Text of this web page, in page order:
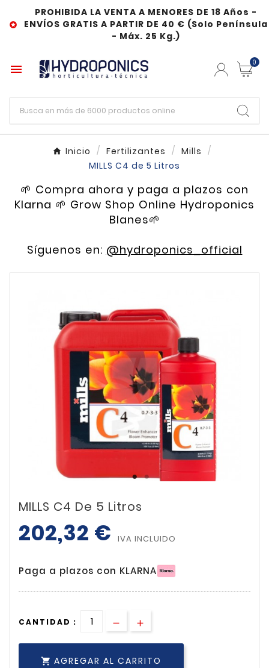

PROHIBIDA LA VENTA A MENORES DE 18 Años -
ENVÍOS GRATIS A PARTIR DE 40 € (Solo Península
- Máx. 25 Kg.)
 0
Inicio Fertilizantes
Mills
MILLS C4 de 5 Litros
🌱 Compra ahora y paga a plazos con
Klarna 🌱 Grow Shop Online Hydroponics
Blanes🌱
Síguenos en: @hydroponics_official
MILLS C4 De 5 Litros
202,32 € IVA INCLUIDO
Paga a plazos con KLARNA
CANTIDAD :
 AGREGAR AL CARRITO